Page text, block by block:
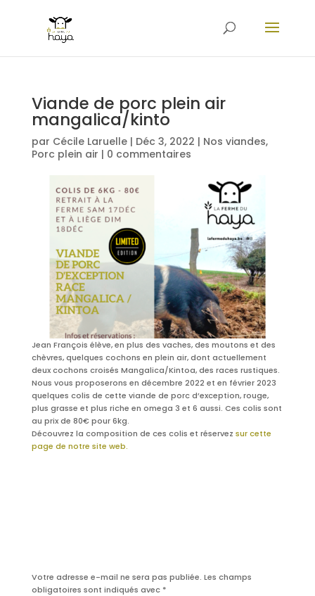
Viande de porc plein air
mangalica/kinto
par Cécile Laruelle| Déc 3, 2022 | Nos viandes,
Porc plein air | 0 commentaires
Jean François élève, en plus des vaches, des moutons et des
chèvres, quelques cochons en plein air, dont actuellement
deux cochons croisés Mangalica/Kintoa, des races rustiques.
Nous vous proposerons en décembre 2022 et en février 2023
quelques colis de cette viande de porc d’exception, rouge,
plus grasse et plus riche en omega 3 et 6 aussi. Ces colis sont
au prix de 80€ pour 6kg.
Découvrez la composition de ces colis et réservez sur cette
page de notre site web.
Votre adresse e-mail ne sera pas publiée. Les champs
obligatoires sont indiqués avec *